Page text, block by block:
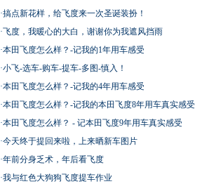
·搞点新花样，给飞度来一次圣诞装扮！
·飞度，我暖心的大白，谢谢你为我遮风挡雨
·本田飞度怎么样？-记我的1年用车感受
·小飞-选车-购车-提车-多图-慎入！
·本田飞度怎么样？-记我的4年用车感受
·本田飞度怎么样？-记我的本田飞度8年用车真实感受
·本田飞度怎么样？ - 记本田飞度9年用车真实感受
·今天终于提回来啦，上来晒新车图片
·年前分身乏术，年后看飞度
·我与红色大狗狗飞度提车作业